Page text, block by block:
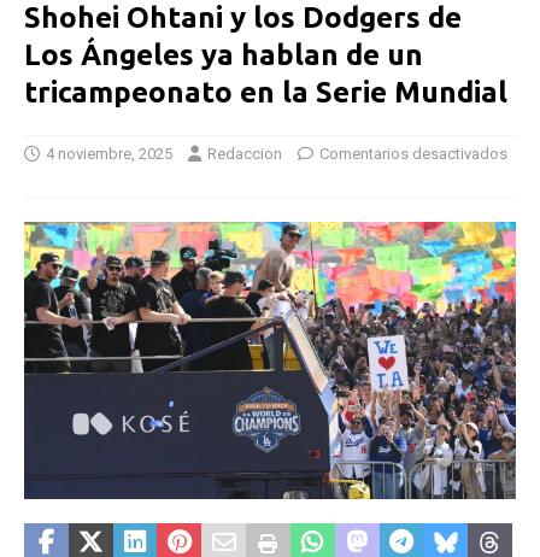
Shohei Ohtani y los Dodgers de
Los Ángeles ya hablan de un
tricampeonato en la Serie Mundial
4 noviembre, 2025 Redaccion Comentarios desactivados